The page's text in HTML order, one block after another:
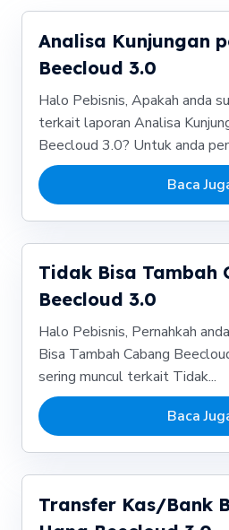
Analisa Kunjungan
Beecloud 3.0
Halo Pebisnis, Apakah anda
terkait laporan Analisa
Beecloud 3.0? Untuk anda
Baca
Tidak Bisa Tambah
Beecloud 3.0
Halo Pebisnis, Pernahkah
Bisa Tambah Cabang
sering muncul terkait Tidak...
Baca
Transfer Kas/Bank